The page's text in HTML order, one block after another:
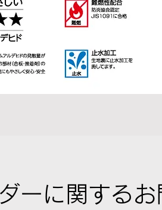
ーに関する